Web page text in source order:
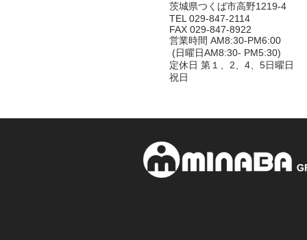
茨城県つくば市高野1219-4
TEL 029-847-2114
FAX 029-847-8922
営業時間 AM8:30-PM6:00
(日曜日AM8:30- PM5:30)
定休日 第１、2、4、5日曜日
祝日